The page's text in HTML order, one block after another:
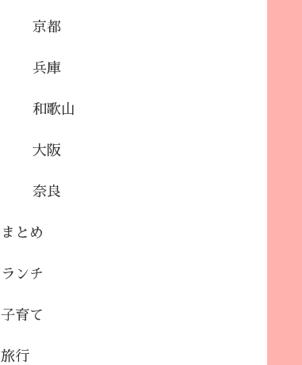
京都
兵庫
和歌山
大阪
奈良
まとめ
ランチ
子育て
旅行